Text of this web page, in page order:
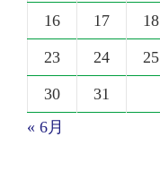
16 17 18
23 24 25
30
31
« 6月